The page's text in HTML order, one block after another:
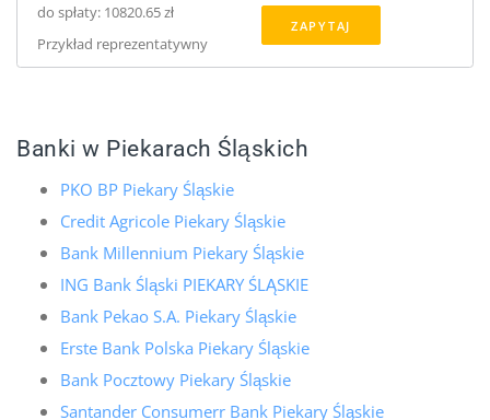
do spłaty: 10820.65 zł
Przykład reprezentatywny
ZAPYTAJ
Banki w Piekarach Śląskich
PKO BP Piekary Śląskie
Credit Agricole Piekary Śląskie
Bank Millennium Piekary Śląskie
ING Bank Śląski PIEKARY ŚLĄSKIE
Bank Pekao S.A. Piekary Śląskie
Erste Bank Polska Piekary Śląskie
Bank Pocztowy Piekary Śląskie
Santander Consumerr Bank Piekary Śląskie